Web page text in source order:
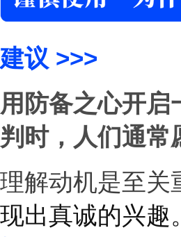
当您向下属
您对与他们
关注和尊重：
您尊重他们
保持积极的肢